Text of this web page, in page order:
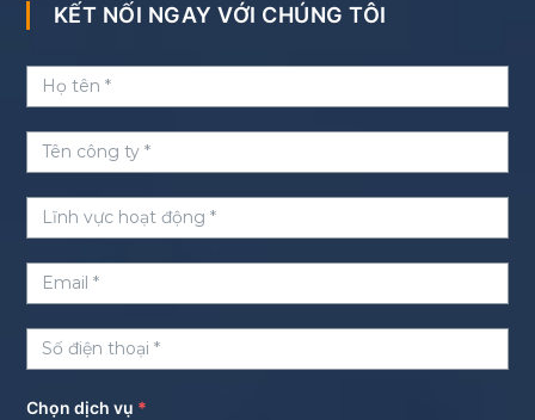
KẾT NỐI NGAY VỚI CHÚNG TÔI
Chọn dịch vụ *